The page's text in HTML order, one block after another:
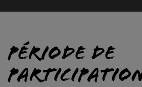
Période de